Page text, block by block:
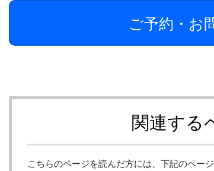
ご予約・お
関連する
こちらのページを読んだ方には、下記のペー